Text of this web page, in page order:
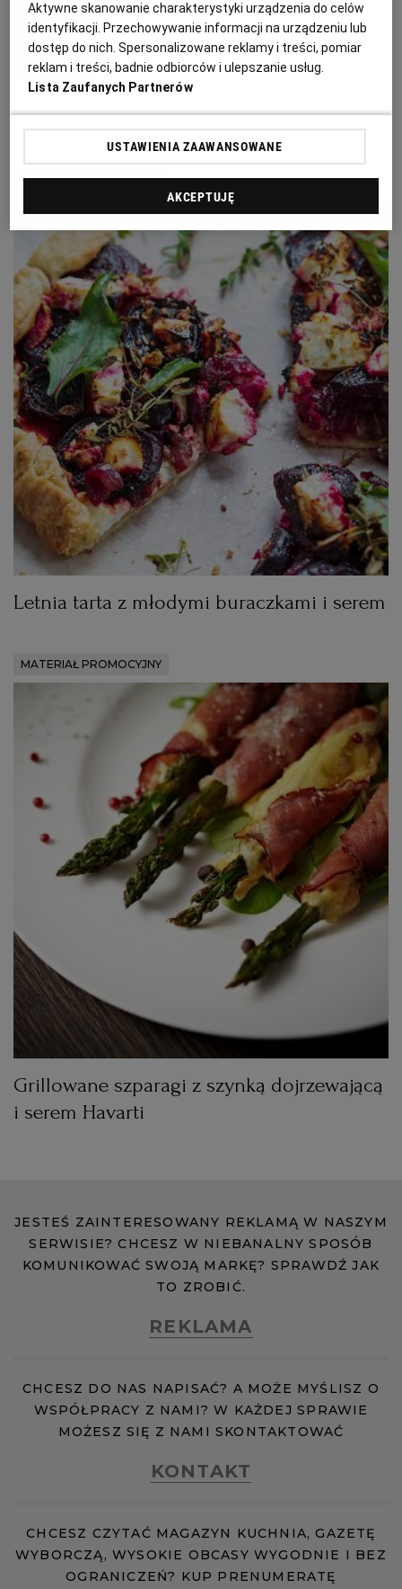
OLSZTYN
OPOLE
PŁOCK
POZNAŃ
RADOM
RYBNIK
RZESZÓW
SOSNOWIEC
SZCZECIN
WAŁBRZYCH
WARSZAWA
WROCŁAW
ZAKOPANE
ZIELONA GÓRA
KULTURALNYSKLEP.PL
DZIECKO
ZDROWIE
POGODA
PODRÓŻE
WIDEO
FORUM
Magazyn Kuchnia
Terrina - przysmak kuchni
francuskiej na świątecznym stole
KOLACJA KUCHNIA FRANCUSKA PRZEPISY KULINARNE TERRINA
MATERIAŁ PROMOCYJNY
Letnia tarta z młodymi buraczkami i serem
MATERIAŁ PROMOCYJNY
Grillowane szparagi z szynką dojrzewającą
i serem Havarti
JESTEŚ ZAINTERESOWANY REKLAMĄ W NASZYM
SERWISIE? CHCESZ W NIEBANALNY SPOSÓB
KOMUNIKOWAĆ SWOJĄ MARKĘ? SPRAWDŹ JAK
TO ZROBIĆ.
REKLAMA
CHCESZ DO NAS NAPISAĆ? A MOŻE MYŚLISZ O
WSPÓŁPRACY Z NAMI? W KAŻDEJ SPRAWIE
MOŻESZ SIĘ Z NAMI SKONTAKTOWAĆ
KONTAKT
CHCESZ CZYTAĆ MAGAZYN KUCHNIA, GAZETĘ
WYBORCZĄ, WYSOKIE OBCASY WYGODNIE I BEZ
OGRANICZEŃ? KUP PRENUMERATĘ
Aktywne skanowanie charakterystyki urządzenia do celów
identyfikacji. Przechowywanie informacji na urządzeniu lub
dostęp do nich. Spersonalizowane reklamy i treści, pomiar
reklam i treści, badnie odbiorców i ulepszanie usług.
Lista Zaufanych Partnerów
USTAWIENIA ZAAWANSOWANE
AKCEPTUJĘ